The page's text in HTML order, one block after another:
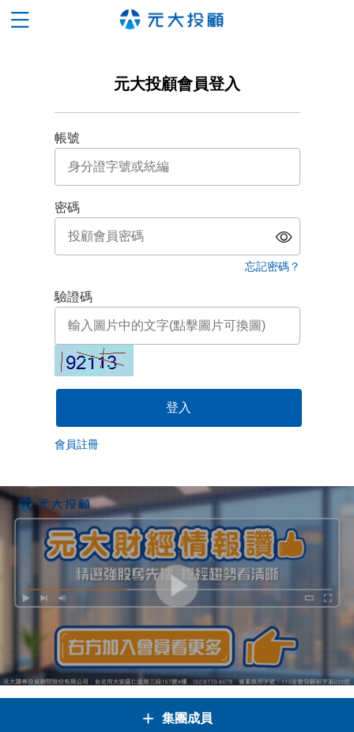
元大投顧會員登入
帳號
密碼
忘記密碼？
驗證碼
登入
會員註冊
+ 集團成員